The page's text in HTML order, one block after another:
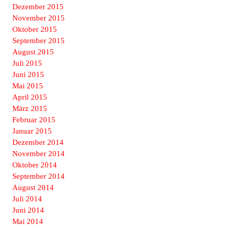
Dezember 2015
November 2015
Oktober 2015
September 2015
August 2015
Juli 2015
Juni 2015
Mai 2015
April 2015
März 2015
Februar 2015
Januar 2015
Dezember 2014
November 2014
Oktober 2014
September 2014
August 2014
Juli 2014
Juni 2014
Mai 2014